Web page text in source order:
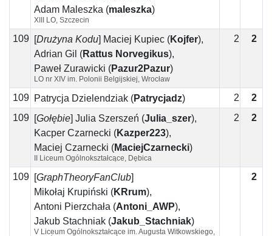
Adam Maleszka (maleszka)
XIII LO, Szczecin
109 [Drużyna Kodu] Maciej Kupiec (Kojfer),
Adrian Gil (Rattus Norvegikus),
Paweł Żurawicki (Pazur2Pazur)
LO nr XIV im. Polonii Belgijskiej, Wrocław
2 2
109 Patrycja Dzielendziak (Patrycjadz) 2
2
109 [Gołębie] Julia Szerszeń (Julia_szer),
Kacper Czarnecki (Kazper223),
Maciej Czarnecki (MaciejCzarnecki)
II Liceum Ogólnokształcące, Dębica
2 2
109 [GraphTheoryFanClub]
Mikołaj Krupiński (KRrum),
Antoni Pierzchała (Antoni_AWP),
Jakub Stachniak (Jakub_Stachniak)
V Liceum Ogólnokształcące im. Augusta Witkowskiego,
2